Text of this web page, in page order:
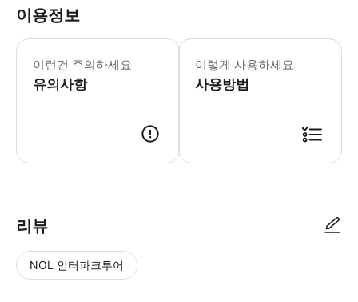
이용정보
이런건 주의하세요
유의사항
- 출발 최소 20분 전까지 탑승 준비를
이렇게 사용하세요
사용방법
리뷰
NOL 인터파크투어